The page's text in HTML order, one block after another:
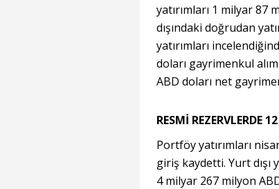
yatırımları 1 milyar
dışındaki doğrudan
yatırımları
doları gayrimenkul
ABD doları net
RESMİ REZERVLERDE
Portföy yatırımları
giriş kaydetti. Yurt dışı
4 milyar 267 milyon